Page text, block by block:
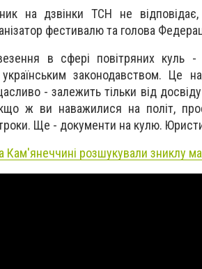
на дзвінки ТСН не
фестивалю та голова
в сфері повітряних куль
законодавством. Це
- залежить тільки від
ж ви наважилися на політ,
Ще - документи на кулю.
Кам'янеччині розшукували зниклу